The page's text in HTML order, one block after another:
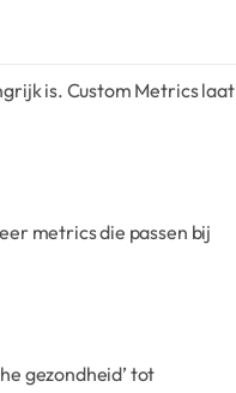
is. Custom Metrics laat
metrics die passen bij
gezondheid’ tot